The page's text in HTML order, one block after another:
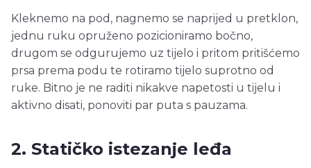
Kleknemo na pod, nagnemo se naprijed u pretklon,
jednu ruku opruženo pozicioniramo bočno,
drugom se odgurujemo uz tijelo i pritom pritišćemo
prsa prema podu te rotiramo tijelo suprotno od
ruke. Bitno je ne raditi nikakve napetosti u tijelu i
aktivno disati, ponoviti par puta s pauzama.
2. Statičko istezanje leđa